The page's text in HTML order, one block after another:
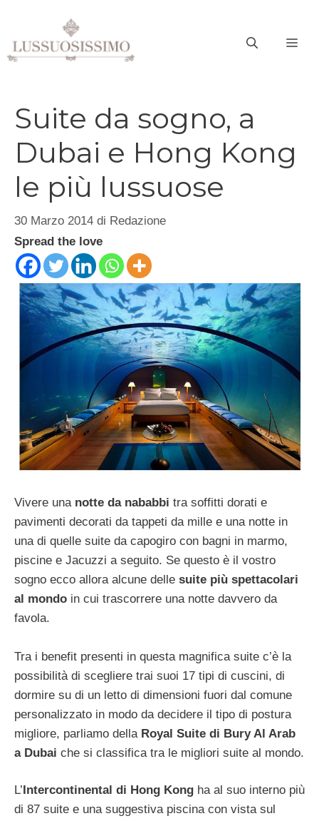
contenuto
Suite da sogno, a
Dubai e Hong Kong
le più lussuose
30 Marzo 2014 di Redazione
Spread the love
Vivere una notte da nababbi tra soffitti dorati e
pavimenti decorati da tappeti da mille e una notte in
una di quelle suite da capogiro con bagni in marmo,
piscine e Jacuzzi a seguito. Se questo è il vostro
sogno ecco allora alcune delle suite più spettacolari
al mondo in cui trascorrere una notte davvero da
favola.
Tra i benefit presenti in questa magnifica suite c’è la
possibilità di scegliere trai suoi 17 tipi di cuscini, di
dormire su di un letto di dimensioni fuori dal comune
personalizzato in modo da decidere il tipo di postura
migliore, parliamo della Royal Suite di Bury Al Arab
a Dubai che si classifica tra le migliori suite al mondo.
L’ Intercontinental di Hong Kong ha al suo interno più
di 87 suite e una suggestiva piscina con vista sul